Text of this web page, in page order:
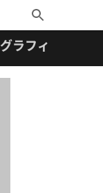
Toggle
Search
ラフィックス